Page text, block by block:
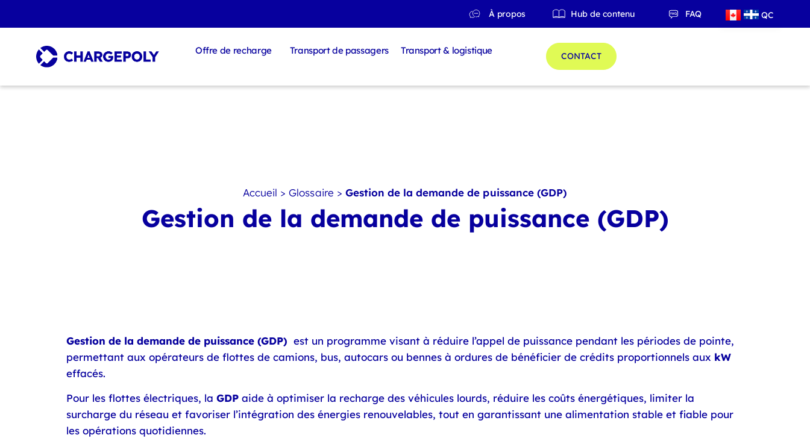
À propos Hub de contenu FAQ QC
ES
Offre de recharge Transport de passagers Transport & logistique
CONTACT
Accueil >Glossaire > Gestion de la demande de puissance (GDP)
Gestion de la demande de puissance (GDP)
Gestion de la demande de puissance (GDP) est un programme visant à réduire l’appel de puissance pendant les périodes de pointe,
permettant aux opérateurs de flottes de camions, bus, autocars ou bennes à ordures de bénéficier de crédits proportionnels aux kW
effacés.
Pour les flottes électriques, la GDP aide à optimiser la recharge des véhicules lourds, réduire les coûts énergétiques, limiter la
surcharge du réseau et favoriser l’intégration des énergies renouvelables, tout en garantissant une alimentation stable et fiable pour
les opérations quotidiennes.